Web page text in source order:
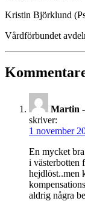
Kristin Björklund
Vårdförbundet
Martin -
skriver:
1 november
En mycket
i västerbotten
hejdlöst..men
aldrig några